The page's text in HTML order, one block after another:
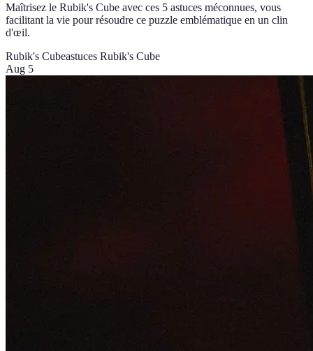
Maîtrisez le Rubik's Cube avec ces 5 astuces méconnues, vous
facilitant la vie pour résoudre ce puzzle emblématique en un clin
d'œil.
Rubik's Cubeastuces Rubik's Cube
Aug 5